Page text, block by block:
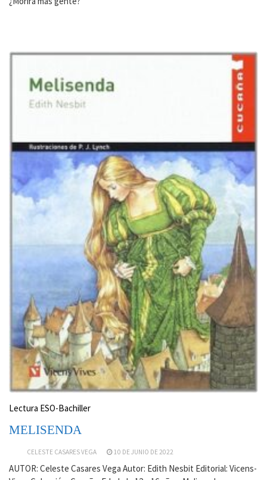
Lectura ESO-Bachiller
MELISENDA
CELESTE CASARES VEGA 10 DE JUNIO DE 2022
AUTOR: Celeste Casares Vega Autor: Edith Nesbit Editorial: Vicens-